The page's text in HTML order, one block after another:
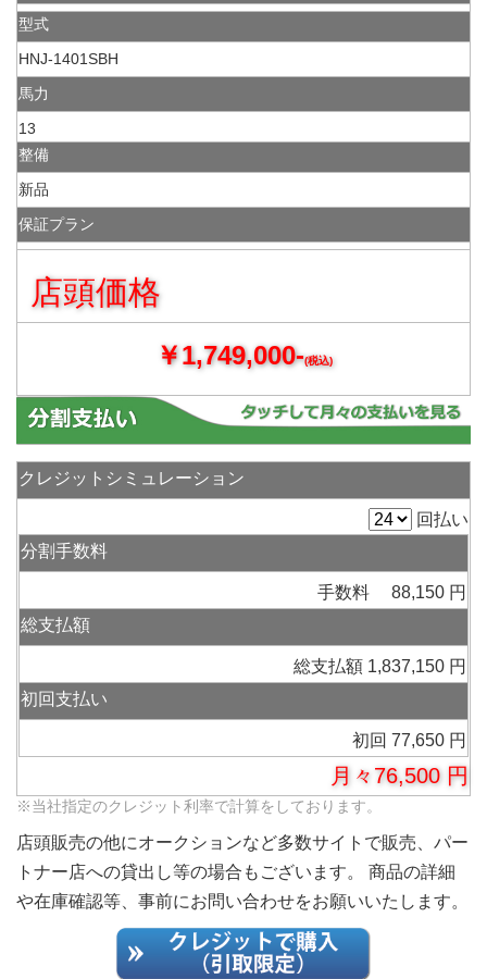
型式
HNJ-1401SBH
馬力
13
整備
新品
保証プラン
店頭価格
￥1,749,000-(税込)
クレジットシミュレーション
回払い
分割手数料
手数料 88,150 円
総支払額
総支払額 1,837,150 円
初回支払い
初回 77,650 円
月々76,500 円
※当社指定のクレジット利率で計算をしております。
店頭販売の他にオークションなど多数サイトで販売、パー
トナー店への貸出し等の場合もございます。 商品の詳細
や在庫確認等、事前にお問い合わせをお願いいたします。